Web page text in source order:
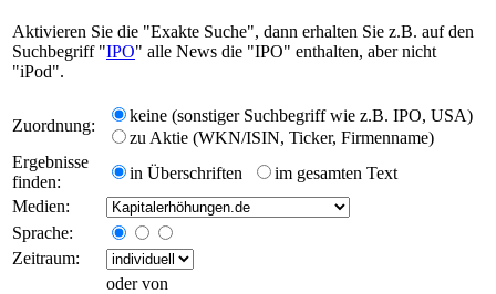
Aktivieren Sie die "Exakte Suche", dann erhalten Sie z.B. auf den
Suchbegriff "IPO" alle News die "IPO" enthalten, aber nicht
"iPod".
Zuordnung:
keine (sonstiger Suchbegriff wie z.B. IPO, USA)
zu Aktie (WKN/ISIN, Ticker, Firmenname)
Ergebnisse
finden:
in Überschriften
im gesamten Text
Medien:
Sprache:
Zeitraum:
oder von